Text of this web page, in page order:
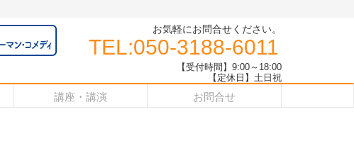
お気軽にお問合せください。
TEL:050-3188-6011
【受付時間】9:00～18:00
【定休日】土日祝
講座・講演 お問合せ